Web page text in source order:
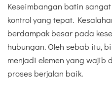
Keseimbangan batin
kontrol yang tepat.
berdampak besar pada
hubungan. Oleh sebab itu,
menjadi elemen yang wajib
proses berjalan baik.